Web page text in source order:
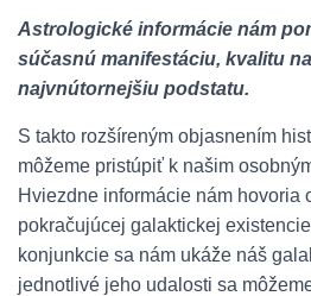
Astrologické informácie nám
súčasnú manifestáciu, kvalitu
najvnútornejšiu podstatu.
S takto rozšíreným objasnením
môžeme pristúpiť k našim
Hviezdne informácie nám hovoria
pokračujúcej galaktickej
konjunkcie sa nám ukáže náš
jednotlivé jeho udalosti sa